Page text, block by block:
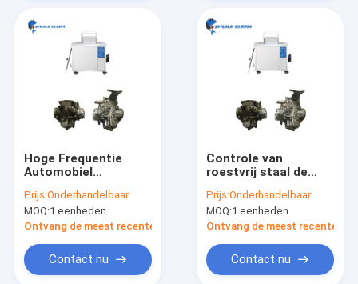
Hoge Frequentie
Automobiel
3KW 264 Liter voor
Cilinderkop
Prijs:Onderhandelbaar
MOQ:1 eenheden
Ontvang de meest recente Prijs
Contact nu
Controle van
roestvrij staal de
Ultrasone Schonere
Twee Generators
voor Motorblok
Prijs:Onderhandelbaar
MOQ:1 eenheden
Ontvang de meest recente
Contact nu